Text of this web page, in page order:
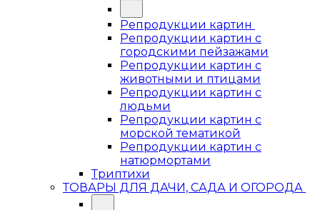
Репродукции картин
Репродукции картин с
городскими пейзажами
Репродукции картин с
животными и птицами
Репродукции картин с
людьми
Репродукции картин с
морской тематикой
Репродукции картин с
натюрмортами
Триптихи
ТОВАРЫ ДЛЯ ДАЧИ, САДА И ОГОРОДА